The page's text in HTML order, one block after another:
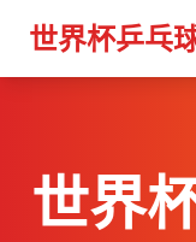
世界杯乒乓
世界